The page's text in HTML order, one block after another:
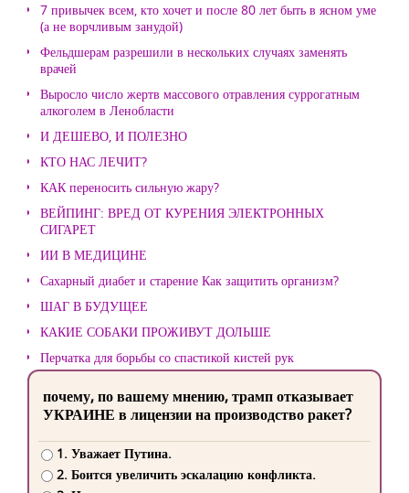
7 привычек всем, кто хочет и после 80 лет быть в ясном уме
(а не ворчливым занудой)
Фельдшерам разрешили в нескольких случаях заменять
врачей
Выросло число жертв массового отравления суррогатным
алкоголем в Ленобласти
И ДЕШЕВО, И ПОЛЕЗНО
КТО НАС ЛЕЧИТ?
КАК переносить сильную жару?
ВЕЙПИНГ: ВРЕД ОТ КУРЕНИЯ ЭЛЕКТРОННЫХ
СИГАРЕТ
ИИ В МЕДИЦИНЕ
Сахарный диабет и старение Как защитить организм?
ШАГ В БУДУЩЕЕ
КАКИЕ СОБАКИ ПРОЖИВУТ ДОЛЬШЕ
Перчатка для борьбы со спастикой кистей рук
почему, по вашему мнению, трамп отказывает
УКРАИНЕ в лицензии на производство ракет?
1. Уважает Путина.
2. Боится увеличить эскалацию конфликта.